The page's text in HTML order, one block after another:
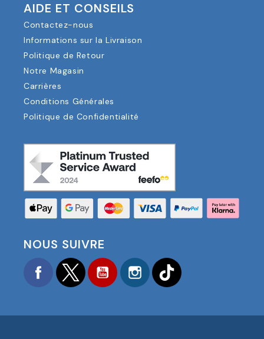
AIDE ET CONSEILS
Contactez-nous
Informations sur la Livraison
Politique de Retour
Notre Magasin
Carrières
Conditions Générales
Politique de Confidentialité
NOUS SUIVRE
FacebookTwitter YouTubeInstagram